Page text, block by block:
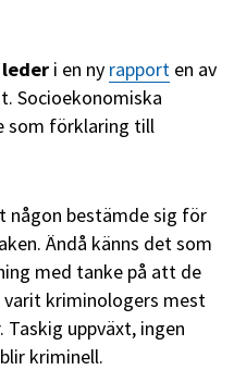
i en ny rapport en av
Socioekonomiska
som förklaring till
någon bestämde sig för
Ändå känns det som
med tanke på att de
kriminologers mest
uppväxt, ingen
kriminell.